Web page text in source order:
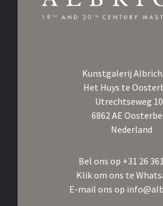
Kunstgalerij
Het Huys te
Utrechtseweg
6862 AE
Nederland
Bel ons op +31 26
Klik om ons te
E-mail ons op